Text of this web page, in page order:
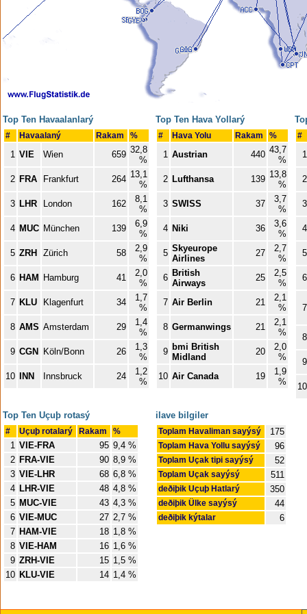
Top Ten Havaalanlarý
# Havaalaný Rakam %
1 VIE Wien 659 32,8
%
2 FRA Frankfurt 264 13,1
%
3 LHR London 162
8,1
%
4 MUC München 139
6,9
%
5 ZRH Zürich 58
2,9
%
6 HAM Hamburg 41
2,0
%
7 KLU Klagenfurt 34
1,7
%
8 AMS Amsterdam 29
1,4
%
9 CGN Köln/Bonn 26
1,3
%
10
INN Innsbruck 24
1,2
%
Top Ten Hava Yollarý
# Hava Yolu Rakam %
1 Austrian 440 43,7
%
2 Lufthansa 139 13,8
%
3 SWISS 37
3,7
%
4 Niki 36
3,6
%
5 Skyeurope
Airlines
27
2,7
%
6 British
Airways
25
2,5
%
7 Air Berlin 21
2,1
%
8 Germanwings 21
2,1
%
9 bmi British
Midland
20
2,0
%
10 Air Canada 19
1,9
%
#
1
2
3
4
5
6
7
8
9
10
Top Ten Uçuþ rotasý
# Uçuþ rotalarý Rakam %
1 VIE-FRA 95 9,4 %
2 FRA-VIE 90 8,9 %
3 VIE-LHR 68 6,8 %
4 LHR-VIE 48 4,8 %
5 MUC-VIE 43 4,3 %
6 VIE-MUC 27 2,7 %
7 HAM-VIE 18 1,8 %
8 VIE-HAM 16 1,6 %
9 ZRH-VIE 15 1,5 %
10 KLU-VIE 14 1,4 %
ilave bilgiler
Toplam Havaliman sayýsý 175
Toplam Hava Yollu sayýsý 96
Toplam Uçak tipi sayýsý 52
Toplam Uçak sayýsý 511
deðiþik Uçuþ Hatlarý 350
deðiþik Ülke sayýsý 44
deðiþik kýtalar 6